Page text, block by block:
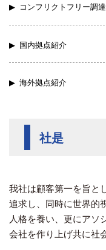
コンフリクトフリー調
国内拠点紹介
海外拠点紹介
社是
我社は顧客第一を旨と
追求し、同時に世界的
人格を養い、更にアソ
会社を作り上げ共に社